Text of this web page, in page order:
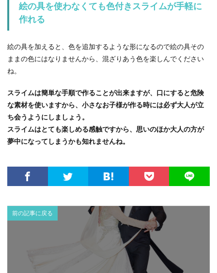
絵の具を使わなくても色付きスライムが手軽に
作れる
絵の具を加えると、色を追加するような形になるので絵の具その
ままの色にはなりませんから、混ざりあう色を楽しんでください
ね。
スライムは簡単な手順で作ることが出来ますが、口にすると危険
な素材を使いますから、小さなお子様が作る時には必ず大人が立
ち会うようにしましょう。
スライムはとても楽しめる感触ですから、思いのほか大人の方が
夢中になってしまうかも知れませんね。
前の記事に戻る